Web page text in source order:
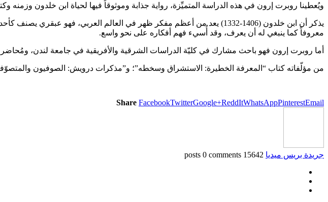
ويُعطينا روبرت إرون في هذه الدراسة المتميِّزة، رواية جذابة وموثوقاً فيها لحياة ابن خلدون وزمنه
يذكر أن ابن خلدون (1406-1332) يعد من أعظم مفكر ظهر في العالم العربي، فهو
معروفاً كما ينبغي له أن يعرف، وقد أُسيء فهم أفكاره على نحو واسع.
أما روبرت إرون فهو باحث مشارك في كليّة الدراسات الشرقية والأفريقية في جامعة لندن،
من مؤلّفاته كتاب “المعرفة الخطيرة: الاستشراق وسخطه”؛ و”مذكرات درويش: الصوفيون والمتصوّفون
Share FacebookTwitterGoogle+ReddItWhatsAppPinterestEmail
جريدة بريس ميديا 15642 posts
0 comments